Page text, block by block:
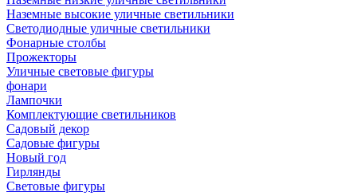
Наземные высокие уличные светильники
Светодиодные уличные светильники
Фонарные столбы
Прожекторы
Уличные световые фигуры
фонари
Лампочки
Комплектующие светильников
Садовый декор
Садовые фигуры
Новый год
Гирлянды
Световые фигуры